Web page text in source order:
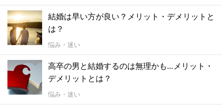
結婚は早い方が良い？メリット・デメリットと
は？
悩み・迷い
高卒の男と結婚するのは無理かも…メリット・
デメリットとは？
悩み・迷い